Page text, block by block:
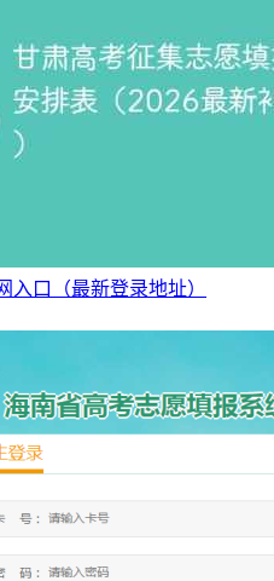
入口（最新登录地址）